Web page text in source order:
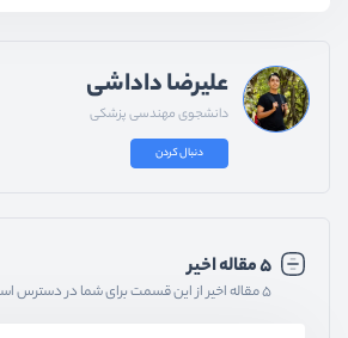
علیرضا داداشی
دانشجوی مهندسی پزشکی
دنبال کردن
۵ مقاله اخیر
۵ مقاله اخیر از این قسمت برای شما در دسترس است